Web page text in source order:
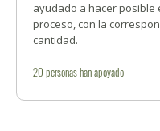
ayudado a hacer posible
proceso, con la
cantidad.
20 personashan apoyado